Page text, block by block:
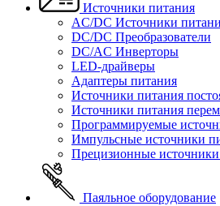
Источники питания
AC/DC Источники
DC/DC Преобразователи
DC/AC Инверторы
LED-драйверы
Адаптеры питания
Источники питания
Источники питания
Программируемые
Импульсные источники
Прецизионные
Паяльное оборудование